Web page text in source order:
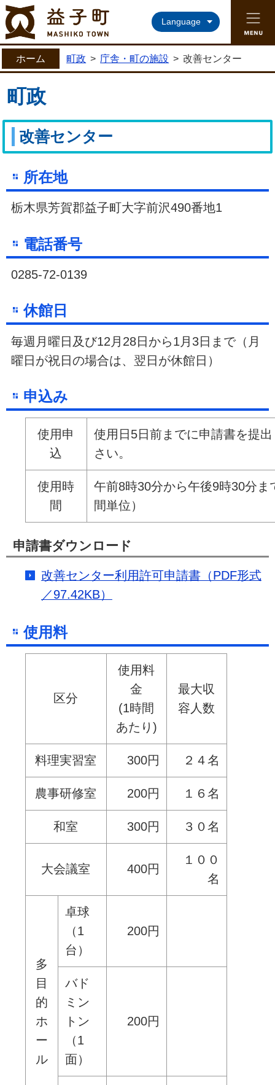
益子町ホームページ
Language
ホーム 町政 > 庁舎・町の施設 > 改善センター
町政
改善センター
所在地
栃木県芳賀郡益子町大字前沢490番地1
電話番号
0285-72-0139
休館日
毎週月曜日及び12月28日から1月3日まで（月
曜日が祝日の場合は、翌日が休館日）
申込み
使用申
込
使用日5日前までに申請書を提
さい。
使用時
間
午前8時30分から午後9時30分ま
間単位）
申請書ダウンロード
改善センター利用許可申請書（PDF形式
／97.42KB）
使用料
区分
使用料
金
(1時間
あたり)
最大収
容人数
料理実習室 300円 ２４名
農事研修室 200円 １６名
和室 300円 ３０名
大会議室 400円
１００
名
多
目
的
ホ
ー
ル
卓球
（1
台）
200円
バド
ミン
トン
（1
面）
200円